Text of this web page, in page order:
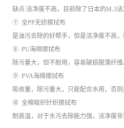
缺点:洁净度不高，目前除了日本的M-3
⑦ 全PP无纺擦拭布
是油污去除的好帮手，但是洁净度不高，
⑧ PU海绵擦拭布
除污量大，但不耐用，容易破损脱落纤
⑨ PVA海绵擦拭布
吸收量，除污量大，只能配合水用，否则
⑩ 全棉梭织针织擦拭布
耐高温，对于水污去除能力强，洁净度